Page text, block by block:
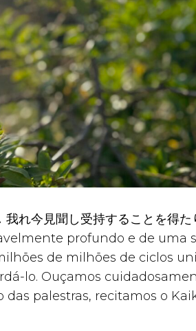
れ今見聞し受持することを得た
profundo e de uma
de milhões de ciclos
lo. Ouçamos
das palestras, recitamos o